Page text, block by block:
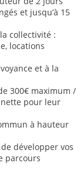
et jusqu’à 15
collectivité :
locations
et à la
300€ maximum /
pour leur
à hauteur
développer vos
parcours